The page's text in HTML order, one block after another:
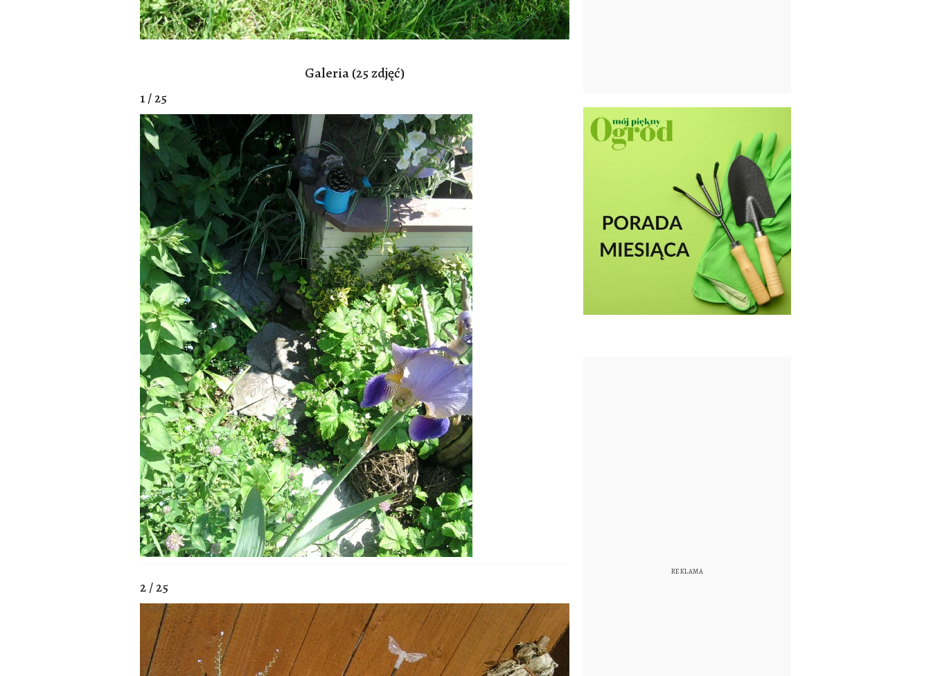
Galeria (25 zdjęć)
1 / 25
2 / 25